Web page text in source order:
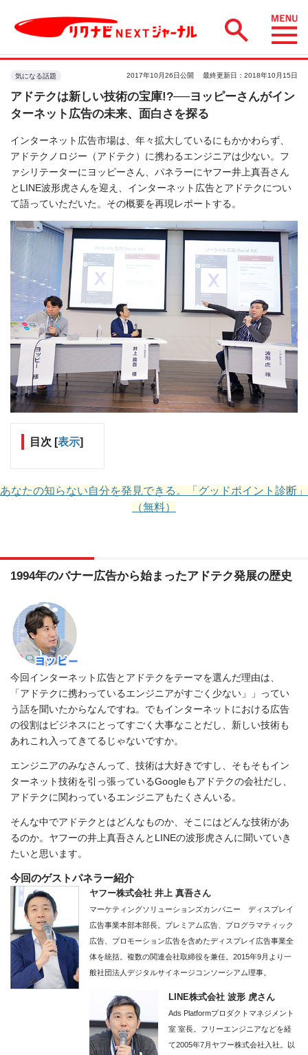
気になる話題 2017年10月26日公開 最終更新日：2018年10月15日
アドテクは新しい技術の宝庫!?──ヨッピーさんがイン
ターネット広告の未来、面白さを探る
インターネット広告市場は、年々拡大しているにもかかわらず、
アドテクノロジー（アドテク）に携わるエンジニアは少ない。フ
ァシリテーターにヨッピーさん、パネラーにヤフー井上真吾さん
とLINE波形虎さんを迎え、インターネット広告とアドテクについ
て語っていただいた。その概要を再現レポートする。
目次 [表示]
あなたの知らない自分を発見できる。「グッドポイント診断」
（無料）
1994年のバナー広告から始まったアドテク発展の歴史
今回インターネット広告とアドテクをテーマを選んだ理由は、
「アドテクに携わっているエンジニアがすごく少ない」」ってい
う話を聞いたからなんですね。でもインターネットにおける広告
の役割はビジネスにとってすごく大事なことだし、新しい技術も
あれこれ入ってきてるじゃないですか。
エンジニアのみなさんって、技術は大好きですし、そもそもイン
ターネット技術を引っ張っているGoogleもアドテクの会社だし、
アドテクに関わっているエンジニアもたくさんいる。
そんな中でアドテクとはどんなものか、そこにはどんな技術があ
るのか。ヤフーの井上真吾さんとLINEの波形虎さんに聞いていき
たいと思います。
今回のゲストパネラー紹介
ヤフー株式会社 井上 真吾さん
マーケティングソリューションズカンパニー ディスプレイ
広告事業本部本部長。プレミアム広告、プログラマティック
広告、プロモーション広告を含めたディスプレイ広告事業全
体を統括。複数の関連会社取締役を兼任。2015年9月より一
般社団法人デジタルサイネージコンソーシアム理事。
LINE株式会社 波形 虎さん
Ads Platformプロダクトマネジメント
室 室長。フリーエンジニアなどを経
て2005年7月ヤフー株式会社入社。以